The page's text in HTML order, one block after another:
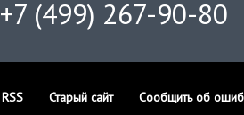
+7 (499) 267-90-80
RSS Старый сайт Сообщить об